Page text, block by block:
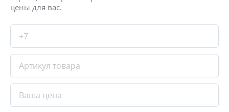
цены для вас.